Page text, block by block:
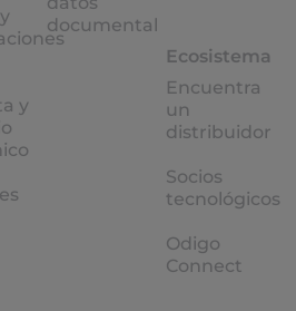
y
documental
Ecosistema
Encuentra
un
distribuidor
Socios
tecnológicos
Odigo
Connect